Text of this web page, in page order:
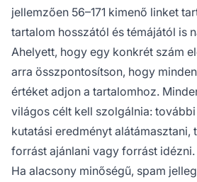
jellemzően 56–171 kimenő linket
tartalom hosszától és témájától is
Ahelyett, hogy egy konkrét szám
arra összpontosítson, hogy
értéket adjon a tartalomhoz.
világos célt kell szolgálnia:
kutatási eredményt alátámasztani,
forrást ajánlani vagy forrást idézni.
Ha alacsony minőségű, spam